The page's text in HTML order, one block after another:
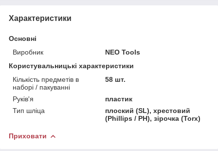
Характеристики
Основні
Виробник
NEO Tools
Користувальницькі характеристики
Кількість предметів в
наборі / пакуванні
58 шт.
Руків'я
пластик
Тип шліца
плоский (SL), хрестовий
(Phillips / PH), зірочка (Torx)
Приховати